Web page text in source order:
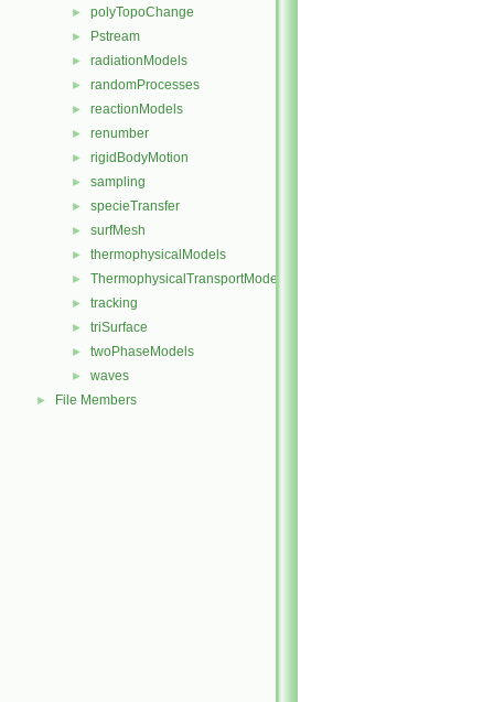
► polyTopoChange
► Pstream
► radiationModels
► randomProcesses
► reactionModels
► renumber
► rigidBodyMotion
► sampling
► specieTransfer
► surfMesh
► thermophysicalModels
► ThermophysicalTransportModels
► tracking
► triSurface
► twoPhaseModels
► waves
► File Members